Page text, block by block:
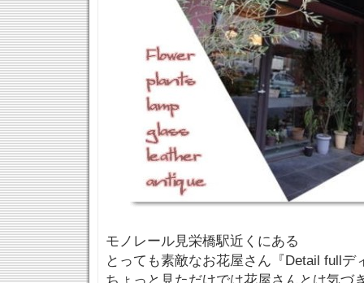
モノレール見栄橋駅近くにある
とっても素敵なお花屋さん『Detail full
ちょっと見ただけでは花屋さんとは気づ